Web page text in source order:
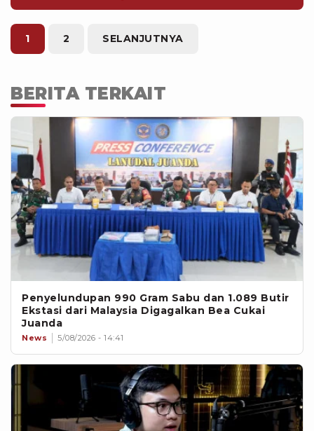
narkoba merupakan isu kemanusiaan.
Dia mengatakan narkoba bukan
sekadar kriminal.
1 2 SELANJUTNYA
BERITA TERKAIT
Penyelundupan 990 Gram Sabu dan 1.089 Butir
Ekstasi dari Malaysia Digagalkan Bea Cukai
Juanda
News 5/08/2026 - 14:41